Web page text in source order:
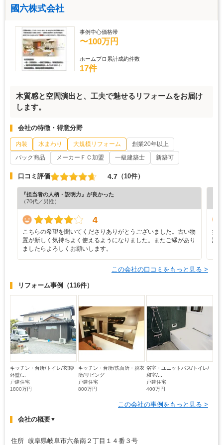
國六株式会社
事例中心価格帯
〜100万円
ホームプロ累計成約件数
17件
木質感と空間演出と、工夫で魅せるリフォームをお届け
します。
会社の特徴・得意分野
内装 水まわり 大規模リフォーム
創業20年以上
パック商品
メーカーＦＣ加盟 一級建築士 新築可
口コミ評価 4.7 （10件）
『担当者の人柄・説明力』が良かった
（70代／男性）
4
こちらの希望を聞いてくださりありがとうございました。古い物
置が新しく気持ちよく使えるようになりました。またご縁があり
ましたらよろしくお願いします。
担
誠
この会社の口コミをもっと見る >
リフォーム事例 （116件）
キッチン・台所/トイレ/玄関/
外壁/...
戸建住宅
1800万円
キッチン・台所/洗面所・脱衣
所/リビング
戸建住宅
800万円
浴室・ユニットバス/トイレ/
和室/...
戸建住宅
400万円
この会社の事例をもっと見る >
会社の概要▼
住所 岐阜県岐阜市六条南２丁目１４番３号